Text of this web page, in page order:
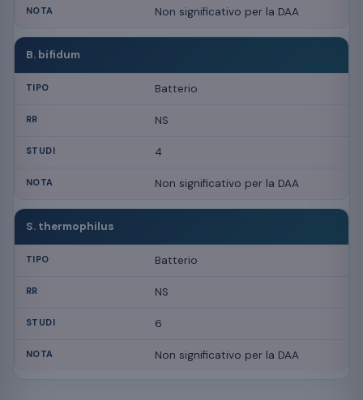
Non significativo per la DAA
B. bifidum
Batterio
NS
4
Non significativo per la DAA
S. thermophilus
Batterio
NS
6
Non significativo per la DAA